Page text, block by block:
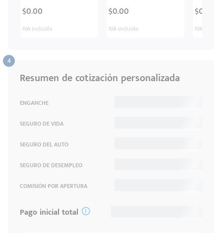
$0.00
IVA incluido
$0.00
IVA incluido
$0.00
IVA
Resumen de cotización personalizada
ENGANCHE
SEGURO DE VIDA
SEGURO DEL AUTO
SEGURO DE DESEMPLEO
COMISIÓN POR APERTURA
Pago inicial total